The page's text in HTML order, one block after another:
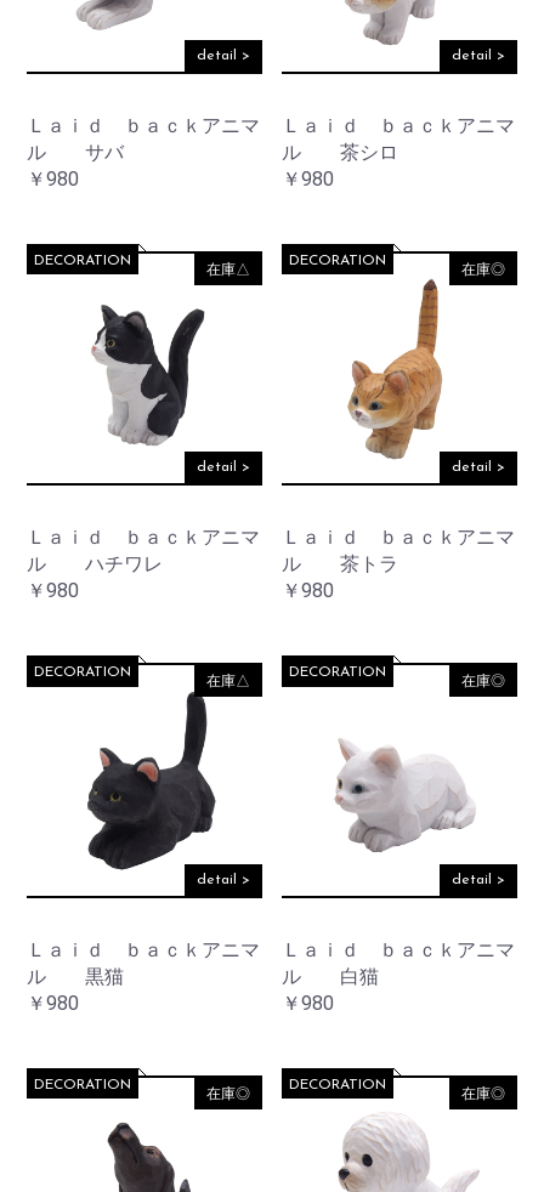
detail >
Ｌａｉｄ ｂａｃｋアニマ
ル サバ
￥980
detail >
Ｌａｉｄ ｂａｃｋアニマ
ル 茶シロ
￥980
在庫△
detail >
Ｌａｉｄ ｂａｃｋアニマ
ル ハチワレ
DECORATION
￥980
在庫◎
detail >
Ｌａｉｄ ｂａｃｋアニマ
ル 茶トラ
DECORATION
￥980
在庫△
detail >
Ｌａｉｄ ｂａｃｋアニマ
ル 黒猫
DECORATION
￥980
在庫◎
detail >
Ｌａｉｄ ｂａｃｋアニマ
ル 白猫
DECORATION
￥980
在庫◎
DECORATION 在庫◎
DECORATION